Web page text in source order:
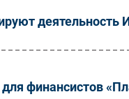
деятельность
финансистов